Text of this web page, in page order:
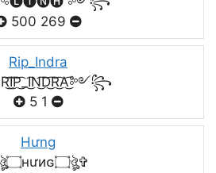
500 269
Rip_Indra
5 1
Hưng
✞ঔৣ۝нưиɢ۝ঔৣ✞